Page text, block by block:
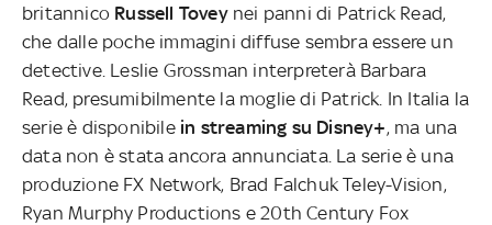
britannico Russell Toveynei panni di Patrick Read,
che dalle poche immagini diffuse sembra essere un
detective. Leslie Grossman interpreterà Barbara
Read, presumibilmente la moglie di Patrick. In Italia la
serie è disponibile in streaming su Disney+, ma una
data non è stata ancora annunciata. La serie è una
produzione FX Network, Brad Falchuk Teley-Vision,
Ryan Murphy Productions e 20th Century Fox